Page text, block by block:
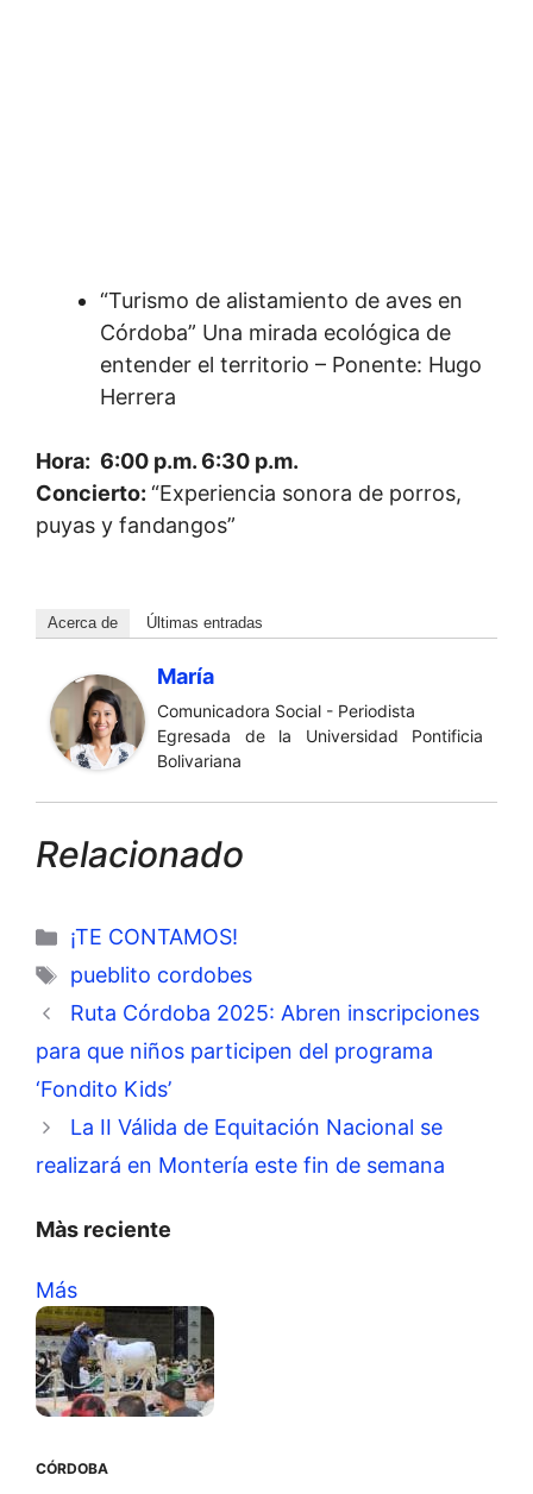
“Turismo de alistamiento de aves en
Córdoba” Una mirada ecológica de
entender el territorio – Ponente: Hugo
Herrera
Hora: 6:00 p.m. 6:30 p.m.
Concierto: “Experiencia sonora de porros,
puyas y fandangos”
Acerca de Últimas entradas
María
Comunicadora Social - Periodista
Egresada de la Universidad Pontificia
Bolivariana
Relacionado
Categorías
¡TE CONTAMOS!
Etiquetas
pueblito cordobes
Ruta Córdoba 2025: Abren inscripciones
para que niños participen del programa
‘Fondito Kids’
La II Válida de Equitación Nacional se
realizará en Montería este fin de semana
Màs reciente
Más
CÓRDOBA